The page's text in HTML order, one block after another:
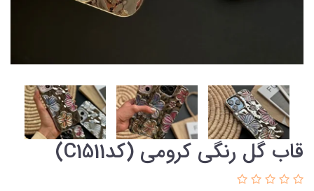
قاب گل رنگی کرومی (کدC1511)